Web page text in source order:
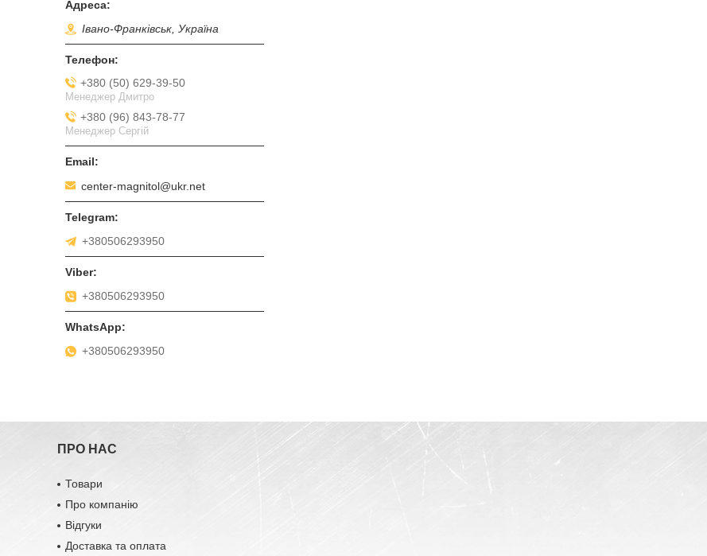
Івано-Франківськ, Україна
+380 (50) 629-39-50
Менеджер Дмитро
+380 (96) 843-78-77
Менеджер Сергій
center-magnitol@ukr.net
+380506293950
+380506293950
+380506293950
ПРО НАС
Товари
Про компанію
Відгуки
Доставка та оплата